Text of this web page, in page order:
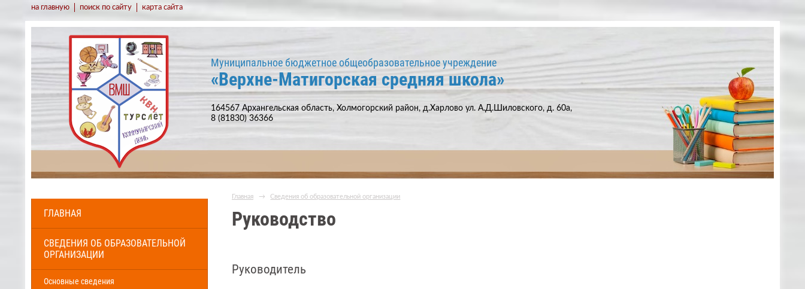
на главную поиск по сайту карта сайта
Муниципальное бюджетное общеобразовательное учреждение
«Верхне-Матигорская средняя школа»
164567 Архангельская область, Холмогорский район, д.Харлово ул. А.Д.Шиловского, д. 60а,
8 (81830) 36366
ГЛАВНАЯ
СВЕДЕНИЯ ОБ ОБРАЗОВАТЕЛЬНОЙ
ОРГАНИЗАЦИИ
Основные сведения
Главная → Сведения об образовательной организации
Руководство
Руководитель